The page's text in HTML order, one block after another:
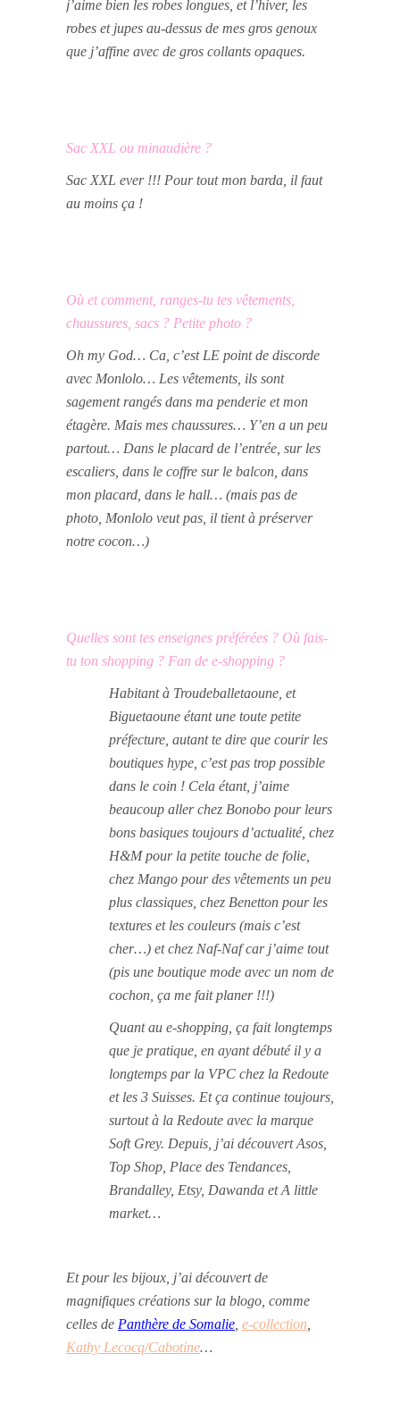
j’aime bien les robes longues, et l’hiver, les
robes et jupes au-dessus de mes gros genoux
que j’affine avec de gros collants opaques.
Sac XXL ou minaudière ?
Sac XXL ever !!! Pour tout mon barda, il faut
au moins ça !
Où et comment, ranges-tu tes vêtements,
chaussures, sacs ? Petite photo ?
Oh my God… Ca, c’est LE point de discorde
avec Monlolo… Les vêtements, ils sont
sagement rangés dans ma penderie et mon
étagère. Mais mes chaussures… Y’en a un peu
partout… Dans le placard de l’entrée, sur les
escaliers, dans le coffre sur le balcon, dans
mon placard, dans le hall… (mais pas de
photo, Monlolo veut pas, il tient à préserver
notre cocon…)
Quelles sont tes enseignes préférées ? Où fais-
tu ton shopping ? Fan de e-shopping ?
Habitant à Troudeballetaoune, et
Biguetaoune étant une toute petite
préfecture, autant te dire que courir les
boutiques hype, c’est pas trop possible
dans le coin ! Cela étant, j’aime
beaucoup aller chez Bonobo pour leurs
bons basiques toujours d’actualité, chez
H&M pour la petite touche de folie,
chez Mango pour des vêtements un peu
plus classiques, chez Benetton pour les
textures et les couleurs (mais c’est
cher…) et chez Naf-Naf car j’aime tout
(pis une boutique mode avec un nom de
cochon, ça me fait planer !!!)
Quant au e-shopping, ça fait longtemps
que je pratique, en ayant débuté il y a
longtemps par la VPC chez la Redoute
et les 3 Suisses. Et ça continue toujours,
surtout à la Redoute avec la marque
Soft Grey. Depuis, j’ai découvert Asos,
Top Shop, Place des Tendances,
Brandalley, Etsy, Dawanda et A little
market…
Et pour les bijoux, j’ai découvert de
magnifiques créations sur la blogo, comme
celles de Panthère de Somalie e-collection
Kathy Lecocq/Cabotine…